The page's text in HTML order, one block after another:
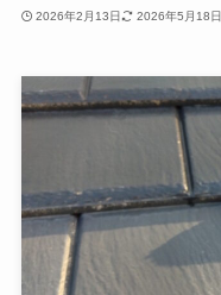
2026年2月13日 2026年5月18日